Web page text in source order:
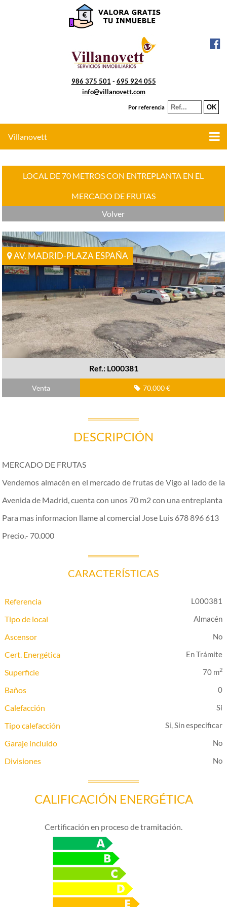
Villanovett
986 375 501 - 695 924 055
info@villanovett.com
Por referencia
LOCAL DE 70 METROS CON ENTREPLANTA EN EL
MERCADO DE FRUTAS
Volver
AV. MADRID-PLAZA ESPAÑA
Ref.: L000381
Venta 70.000 €
DESCRIPCIÓN
MERCADO DE FRUTAS
Vendemos almacén en el mercado de frutas de Vigo al lado de la
Avenida de Madrid, cuenta con unos 70 m2 con una entreplanta
Para mas informacion llame al comercial Jose Luis 678 896 613
Precio.- 70.000
CARACTERÍSTICAS
Referencia L000381
Tipo de local Almacén
Ascensor
Cert. Energética
En Trámite
Superficie 70 m2
Baños 0
Calefacción
Tipo calefacción
Si, Sin especificar
Garaje incluido
Divisiones
CALIFICACIÓN ENERGÉTICA
Certificación en proceso de tramitación.